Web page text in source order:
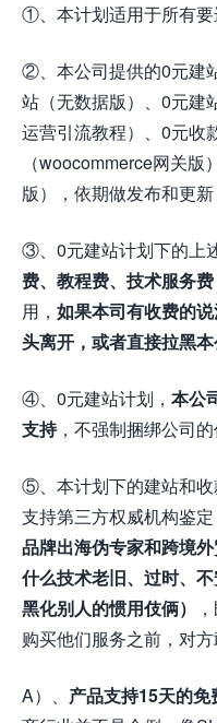
①、本计划适用于所有要
②、本公司提供的0元建
站（无数据版）、0元建
运营引流教程）、0元收
（woocommerce网关
版），依期做发布和更新
③、0元建站计划下的上
费、教程费、技术服务
用， 如果本司有收费的
头离开，或者直接拉黑
④、0元建站计划， 本公
支持，不强制捆绑公司
⑤、本计划下的建站和收
支持第三方权威机构鉴定
品牌出海伪专家和跨境
什么技术老旧、过时、
黑化别人的惯用伎俩）
购买他们服务之前，对
A）、 产品支持15天的免